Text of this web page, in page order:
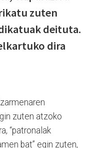
zuten
deituta.
dira
zuten atzoko
“patronalak
bat” egin zuten,